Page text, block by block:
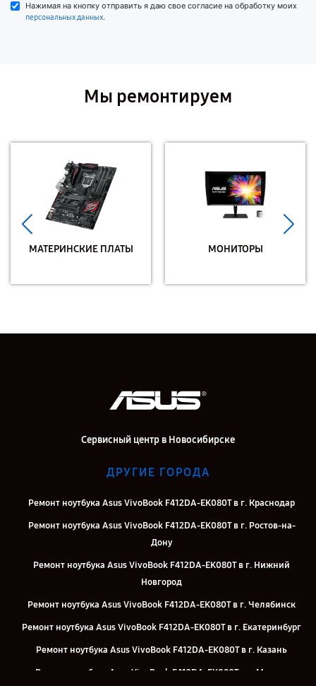
Нажимая на кнопку отправить я даю свое согласие на обработку моих
персональных данных.
Мы ремонтируем
МАТЕРИНСКИЕ ПЛАТЫ МОНИТОРЫ
Сервисный центр в Новосибирске
ДРУГИЕ ГОРОДА
Ремонт ноутбука Asus VivoBook F412DA-EK080T в г. Краснодар
Ремонт ноутбука Asus VivoBook F412DA-EK080T в г. Ростов-на-
Дону
Ремонт ноутбука Asus VivoBook F412DA-EK080T в г. Нижний
Новгород
Ремонт ноутбука Asus VivoBook F412DA-EK080T в г. Челябинск
Ремонт ноутбука Asus VivoBook F412DA-EK080T в г. Екатеринбург
Ремонт ноутбука Asus VivoBook F412DA-EK080T в г. Казань
Ремонт ноутбука Asus VivoBook F412DA-EK080T в г. Москва